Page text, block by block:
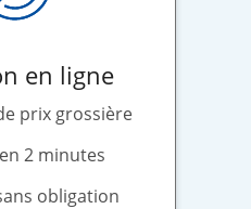
en ligne
prix grossière
2 minutes
obligation